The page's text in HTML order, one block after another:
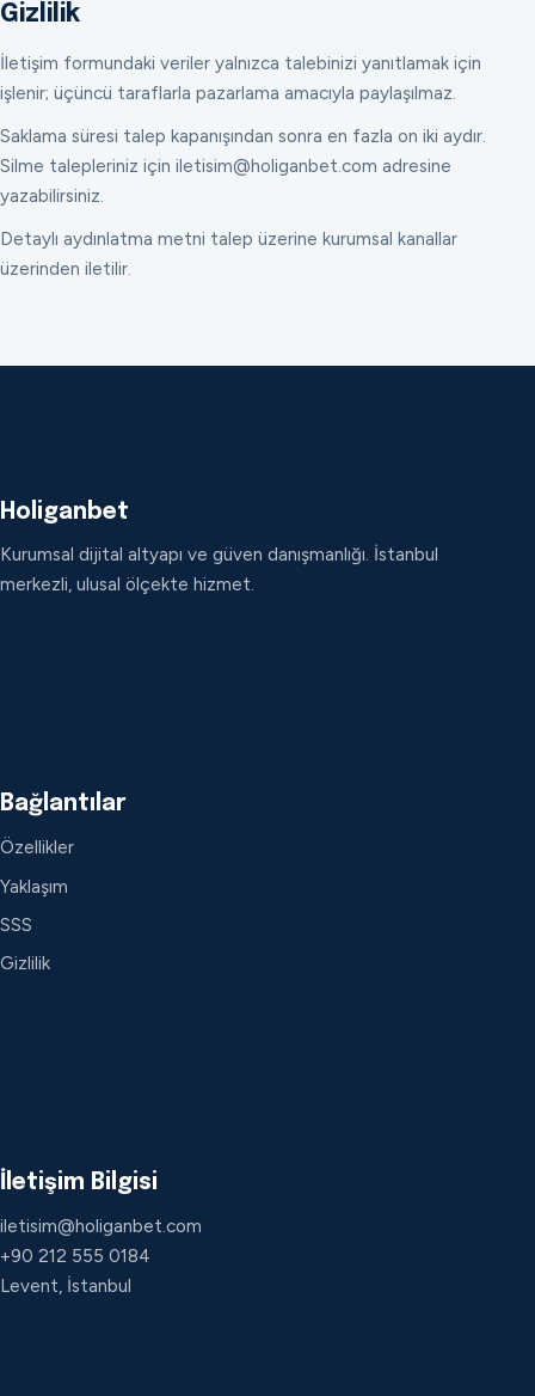
Gizlilik
İletişim formundaki veriler yalnızca talebinizi yanıtlamak için
işlenir; üçüncü taraflarla pazarlama amacıyla paylaşılmaz.
Saklama süresi talep kapanışından sonra en fazla on iki aydır.
Silme talepleriniz için iletisim@holiganbet.com adresine
yazabilirsiniz.
Detaylı aydınlatma metni talep üzerine kurumsal kanallar
üzerinden iletilir.
Holiganbet
Kurumsal dijital altyapı ve güven danışmanlığı. İstanbul
merkezli, ulusal ölçekte hizmet.
Bağlantılar
Özellikler
Yaklaşım
SSS
Gizlilik
İletişim Bilgisi
iletisim@holiganbet.com
+90 212 555 0184
Levent, İstanbul